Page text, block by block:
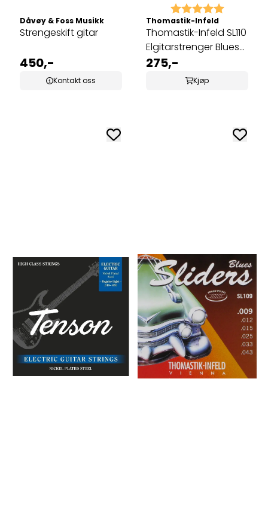
Dåvøy & Foss Musikk
Strengeskift gitar
450,-
Kontakt oss
Karakter: 5.0 av 5
Thomastik-Infeld
Thomastik-Infeld SL110
Elgitarstrenger Blues
Sliders 010-048
275,-
Kjøp